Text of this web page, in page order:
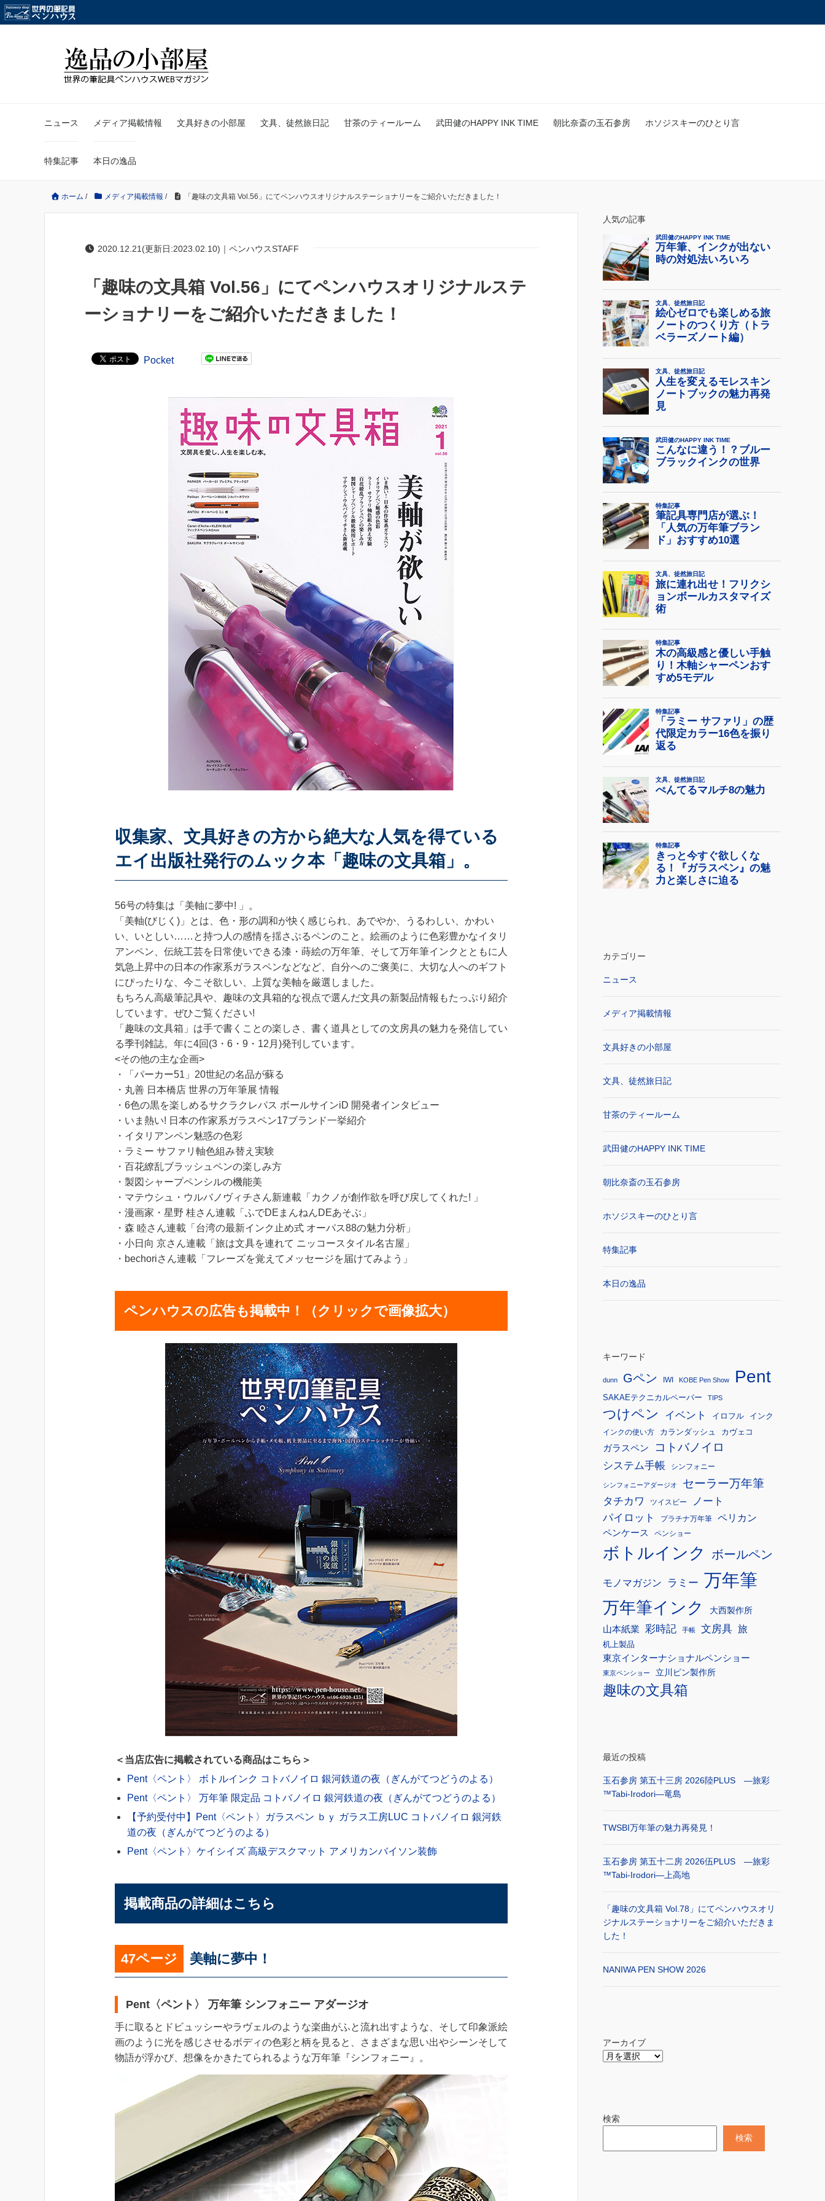
ニュース メディア掲載情報 文具好きの小部屋 文具、徒然旅日記 甘茶のティールーム 武田健のHAPPY INK TIME 朝比奈斎の玉石参房 ホソジスキーのひとり言
特集記事 本日の逸品
ホーム / メディア掲載情報 / 「趣味の文具箱 Vol.56」にてペンハウスオリジナルステーショナリーをご紹介いただきました！
2020.12.21(更新日:2023.02.10)｜ペンハウスSTAFF
「趣味の文具箱 Vol.56」にてペンハウスオリジナルステ
ーショナリーをご紹介いただきました！
Pocket
収集家、文具好きの方から絶大な人気を得ている
エイ出版社発行のムック本「趣味の文具箱」。
56号の特集は「美軸に夢中! 」。
「美軸(びじく)」とは、色・形の調和が快く感じられ、あでやか、うるわしい、かわい
い、いとしい……と持つ人の感情を揺さぶるペンのこと。絵画のように色彩豊かなイタリ
アンペン、伝統工芸を日常使いできる漆・蒔絵の万年筆、そして万年筆インクとともに人
気急上昇中の日本の作家系ガラスペンなどなど、自分へのご褒美に、大切な人へのギフト
にぴったりな、今こそ欲しい、上質な美軸を厳選しました。
もちろん高級筆記具や、趣味の文具箱的な視点で選んだ文具の新製品情報もたっぷり紹介
しています。ぜひご覧ください!
「趣味の文具箱」は手で書くことの楽しさ、書く道具としての文房具の魅力を発信してい
る季刊雑誌。年に4回(3・6・9・12月)発刊しています。
<その他の主な企画>
・「パーカー51」20世紀の名品が蘇る
・丸善 日本橋店 世界の万年筆展 情報
・6色の黒を楽しめるサクラクレパス ボールサインiD 開発者インタビュー
・いま熱い! 日本の作家系ガラスペン17ブランド一挙紹介
・イタリアンペン魅惑の色彩
・ラミー サファリ軸色組み替え実験
・百花繚乱ブラッシュペンの楽しみ方
・製図シャープペンシルの機能美
・マテウシュ・ウルバノヴィチさん新連載「カクノが創作欲を呼び戻してくれた! 」
・漫画家・星野 桂さん連載「ふでDEまんねんDEあそぶ」
・森 睦さん連載「台湾の最新インク止め式 オーパス88の魅力分析」
・小日向 京さん連載「旅は文具を連れて ニッコースタイル名古屋」
・bechoriさん連載「フレーズを覚えてメッセージを届けてみよう」
ペンハウスの広告も掲載中！（クリックで画像拡大）
＜当店広告に掲載されている商品はこちら＞
Pent〈ペント〉 ボトルインク コトバノイロ 銀河鉄道の夜（ぎんがてつどうのよる）
Pent〈ペント〉 万年筆 限定品 コトバノイロ 銀河鉄道の夜（ぎんがてつどうのよる）
【予約受付中】Pent〈ペント〉ガラスペン ｂｙ ガラス工房LUC コトバノイロ 銀河鉄
道の夜（ぎんがてつどうのよる）
Pent〈ペント〉ケイシイズ 高級デスクマット アメリカンバイソン装飾
掲載商品の詳細はこちら
47ページ 美軸に夢中！
Pent〈ペント〉 万年筆 シンフォニー アダージオ
手に取るとドビュッシーやラヴェルのような楽曲がふと流れ出すような、そして印象派絵
画のように光を感じさせるボディの色彩と柄を見ると、さまざまな思い出やシーンそして
物語が浮かび、想像をかきたてられるような万年筆『シンフォニー』。
人気の記事
カテゴリー
ニュース
メディア掲載情報
文具好きの小部屋
文具、徒然旅日記
甘茶のティールーム
武田健のHAPPY INK TIME
朝比奈斎の玉石参房
ホソジスキーのひとり言
特集記事
本日の逸品
キーワード
dunn Gペン IWI KOBE Pen Show Pent
SAKAEテクニカルペーパー TIPS
つけペン イベント イロフル インク
インクの使い方 カランダッシュ カヴェコ
ガラスペン コトバノイロ
システム手帳 シンフォニー
シンフォニーアダージオ セーラー万年筆
タチカワ ツイスビー
ノート
パイロット
プラチナ万年筆 ペリカン
ペンケース ペンショー
ボトルインク ボールペン
モノマガジン ラミー 万年筆
万年筆インク
大西製作所
山本紙業
彩時記 手帳 文房具 旅
机上製品
東京インターナショナルペンショー
東京ペンショー 立川ピン製作所
趣味の文具箱
最近の投稿
玉石参房 第五十三房 2026陸PLUS ―旅彩
™Tabi-Irodori―竜島
TWSBI万年筆の魅力再発見！
玉石参房 第五十二房 2026伍PLUS ―旅彩
™Tabi-Irodori―上高地
「趣味の文具箱 Vol.78」にてペンハウスオリ
ジナルステーショナリーをご紹介いただきま
した！
NANIWA PEN SHOW 2026
アーカイブ
検索
検索